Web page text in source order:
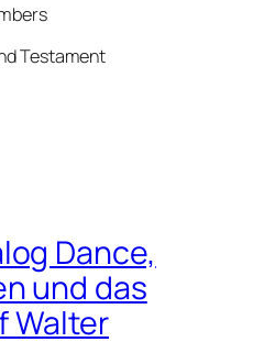
Testament
Dance,
und das
Walter